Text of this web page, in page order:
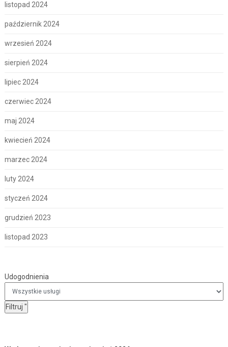
listopad 2024
październik 2024
wrzesień 2024
sierpień 2024
lipiec 2024
czerwiec 2024
maj 2024
kwiecień 2024
marzec 2024
luty 2024
styczeń 2024
grudzień 2023
listopad 2023
Udogodnienia
Filtruj Udogodnienia
"